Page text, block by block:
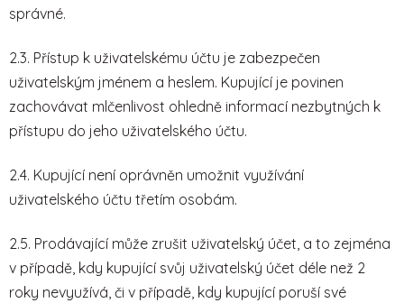
správné.
2.3. Přístup k uživatelskému účtu je zabezpečen
uživatelským jménem a heslem. Kupující je povinen
zachovávat mlčenlivost ohledně informací nezbytných k
přístupu do jeho uživatelského účtu.
2.4. Kupující není oprávněn umožnit využívání
uživatelského účtu třetím osobám.
2.5. Prodávající může zrušit uživatelský účet, a to zejména
v případě, kdy kupující svůj uživatelský účet déle než 2
roky nevyužívá, či v případě, kdy kupující poruší své